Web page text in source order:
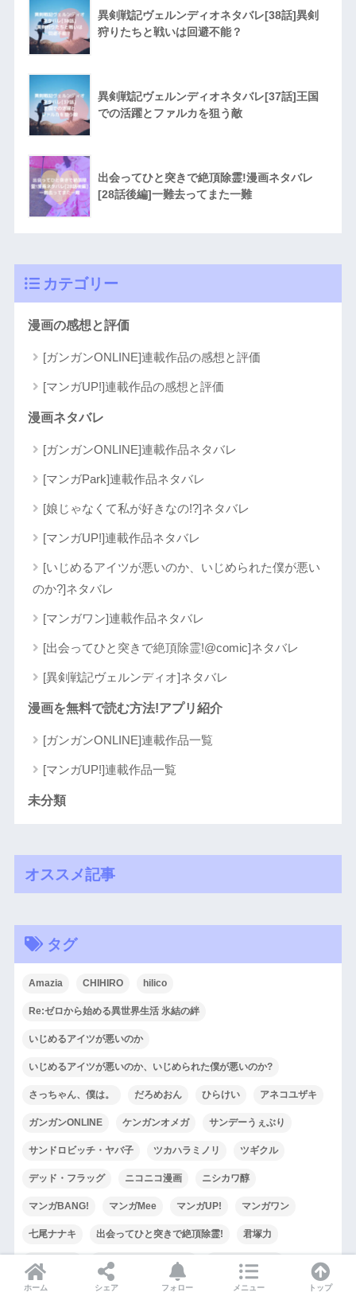
異剣戦記ヴェルンディオネタバレ[38話]異剣
狩りたちと戦いは回避不能？
異剣戦記ヴェルンディオネタバレ[37話]王国
での活躍とファルカを狙う敵
出会ってひと突きで絶頂除霊!漫画ネタバレ
[28話後編]一難去ってまた一難
カテゴリー
漫画の感想と評価
[ガンガンONLINE]連載作品の感想と評価
[マンガUP!]連載作品の感想と評価
漫画ネタバレ
[ガンガンONLINE]連載作品ネタバレ
[マンガPark]連載作品ネタバレ
[娘じゃなくて私が好きなの!?]ネタバレ
[マンガUP!]連載作品ネタバレ
[いじめるアイツが悪いのか、いじめられた僕が悪い
のか?]ネタバレ
[マンガワン]連載作品ネタバレ
[出会ってひと突きで絶頂除霊!@comic]ネタバレ
[異剣戦記ヴェルンディオ]ネタバレ
漫画を無料で読む方法!アプリ紹介
[ガンガンONLINE]連載作品一覧
[マンガUP!]連載作品一覧
未分類
オススメ記事
タグ
Amazia CHIHIRO hilico
Re:ゼロから始める異世界生活 氷結の絆
いじめるアイツが悪いのか
いじめるアイツが悪いのか、いじめられた僕が悪いのか?
さっちゃん、僕は。 だろめおん ひらけい アネコユザキ
ガンガンONLINE ケンガンオメガ サンデーうぇぶり
サンドロビッチ・ヤバ子 ツカハラミノリ ツギクル
デッド・フラッグ ニコニコ漫画 ニシカワ醇
マンガBANG! マンガMee マンガUP! マンガワン
七尾ナナキ 出会ってひと突きで絶頂除霊! 君塚力
大塚真一郎 姫様"拷問"の時間です 小説家になろう
少年ジャンプ＋ 怨画 -ファントム・ビデオ- 成瀬ちさと
ホーム シェア フォロー メニュー トップ